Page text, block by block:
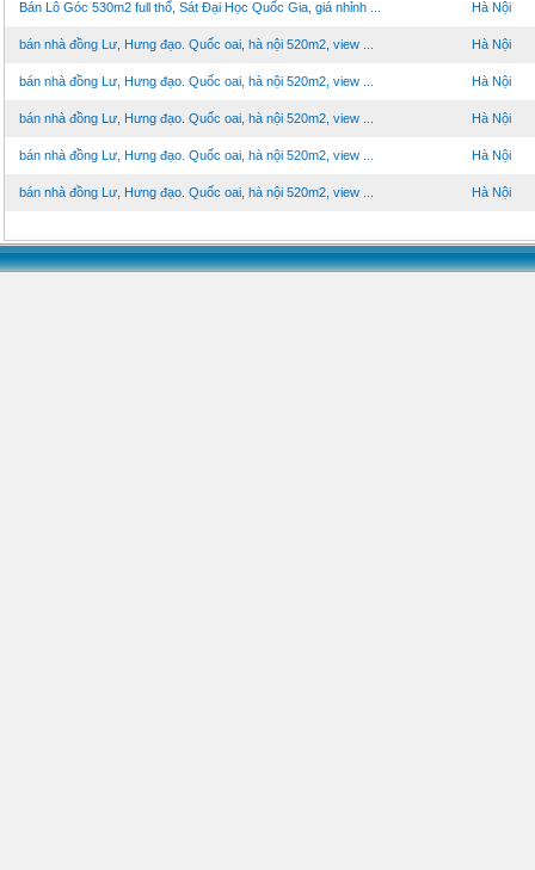
Bán Lô Góc 530m2 full thổ, Sát Đại Học Quốc Gia, giá nhỉnh ... Hà Nội
bán nhà đồng Lư, Hưng đạo. Quốc oai, hà nội 520m2, view ... Hà Nội
bán nhà đồng Lư, Hưng đạo. Quốc oai, hà nội 520m2, view ... Hà Nội
bán nhà đồng Lư, Hưng đạo. Quốc oai, hà nội 520m2, view ... Hà Nội
bán nhà đồng Lư, Hưng đạo. Quốc oai, hà nội 520m2, view ... Hà Nội
bán nhà đồng Lư, Hưng đạo. Quốc oai, hà nội 520m2, view ... Hà Nội